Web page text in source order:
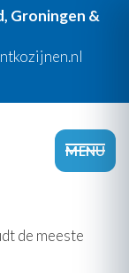
Groningen &
MENU
de meeste